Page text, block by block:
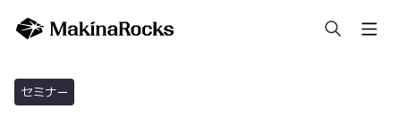
セミナー